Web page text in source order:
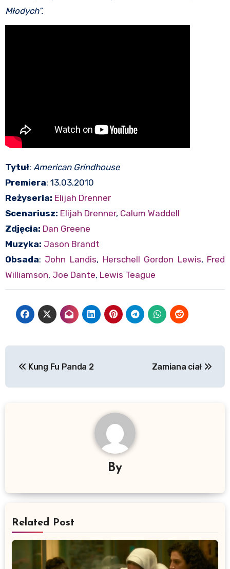
Młodych”.
Tytuł: American Grindhouse
Premiera: 13.03.2010
Reżyseria: Elijah Drenner
Scenariusz: Elijah Drenner, Calum Waddell
Zdjęcia: Dan Greene
Muzyka: Jason Brandt
Obsada: John Landis, Herschell Gordon Lewis, Fred
Williamson, Joe Dante, Lewis Teague
wpisu
Kung Fu Panda 2 Zamiana ciał
By
Related Post